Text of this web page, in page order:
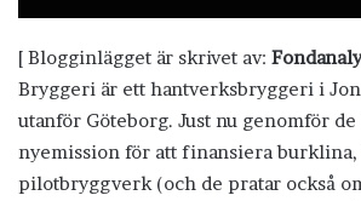
[ Blogginlägget är skrivet av:
Bryggeri är ett hantverksbryggeri i
utanför Göteborg. Just nu genomför
nyemission för att finansiera
pilotbryggverk (och de pratar också